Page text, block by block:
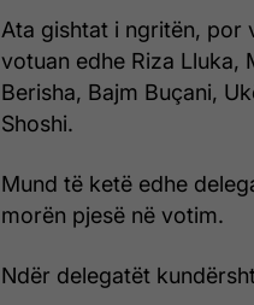
Ata gishtat i ngritën, por
votuan edhe Riza Lluka,
Berisha, Bajm Buçani,
Shoshi.
Mund të ketë edhe
morën pjesë në votim.
Ndër delegatët